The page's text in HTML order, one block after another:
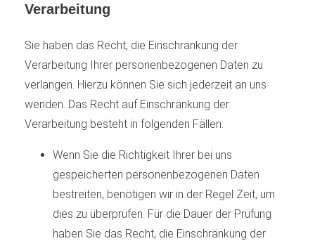
Verarbeitung
Sie haben das Recht, die Einschränkung der
Verarbeitung Ihrer personenbezogenen Daten zu
verlangen. Hierzu können Sie sich jederzeit an uns
wenden. Das Recht auf Einschränkung der
Verarbeitung besteht in folgenden Fällen:
Wenn Sie die Richtigkeit Ihrer bei uns
gespeicherten personenbezogenen Daten
bestreiten, benötigen wir in der Regel Zeit, um
dies zu überprüfen. Für die Dauer der Prüfung
haben Sie das Recht, die Einschränkung der